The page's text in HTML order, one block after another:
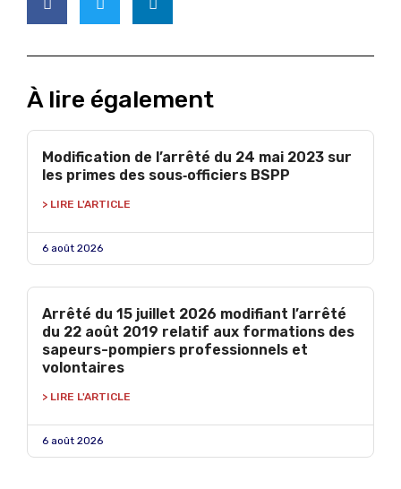
À lire également
Modification de l’arrêté du 24 mai 2023 sur
les primes des sous‑officiers BSPP
> LIRE L'ARTICLE
6 août 2026
Arrêté du 15 juillet 2026 modifiant l’arrêté
du 22 août 2019 relatif aux formations des
sapeurs-pompiers professionnels et
volontaires
> LIRE L'ARTICLE
6 août 2026